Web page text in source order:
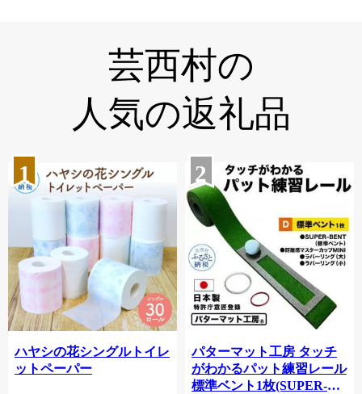
芸西村の
人気の返礼品
1
ハヤシの花シングルトイレ
ットペーパー
2
パターマット工房 タッチ
がわかるパット練習レール
標準ベント1枚(SUPER-